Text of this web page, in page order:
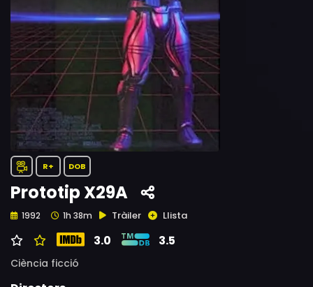
R+ DOB
Prototip X29A
1992 1h 38m Tràiler Llista
3.0 3.5
Ciència ficció